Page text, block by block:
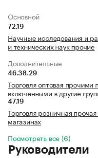
Основной
72.19
Научные исследования и
и технических наук прочие
Дополнительные
46.38.29
Торговля оптовая
включенными в другие
47.19
Торговля розничная
магазинах
Посмотреть все (6)
Руководители